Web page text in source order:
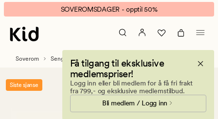
Evine
sateng
sengesett
sand
banner.
Klikk
ESCAPE
pause.
SOVEROMSDAGER - opptil 50%
Få tilgang til eksklusive
medlemspriser!
Logg inn eller bli medlem for å få fri frakt
fra 799,- og eksklusive medlemstilbud.
Bli medlem / Logg inn
Soverom Sengetøy Sateng sengesett
Siste sjanse